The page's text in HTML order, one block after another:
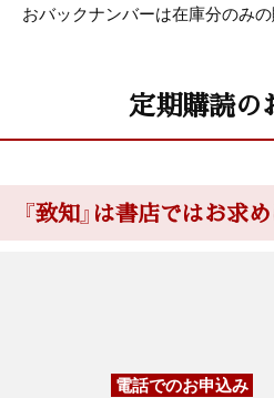
おバックナンバーは在庫分のみの
定期購読の
『致知』は書店ではお求
電話でのお申込み